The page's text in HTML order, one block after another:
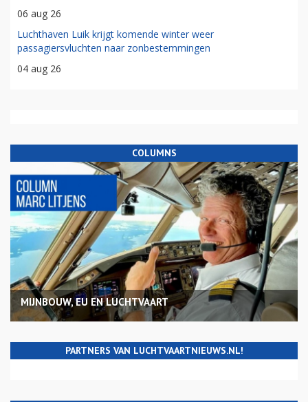
06 aug 26
Luchthaven Luik krijgt komende winter weer
passagiersvluchten naar zonbestemmingen
04 aug 26
COLUMNS
MIJNBOUW, EU EN LUCHTVAART
PARTNERS VAN LUCHTVAARTNIEUWS.NL!